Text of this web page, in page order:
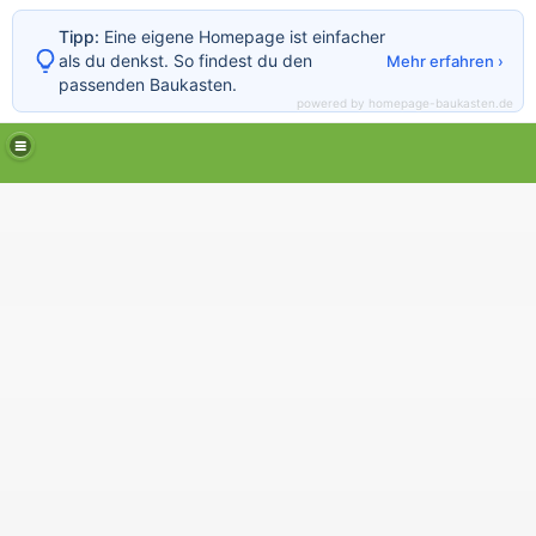
Tipp: Eine eigene Homepage ist einfacher
als du denkst. So findest du den
passenden Baukasten.
Mehr erfahren ›
powered by homepage-baukasten.de